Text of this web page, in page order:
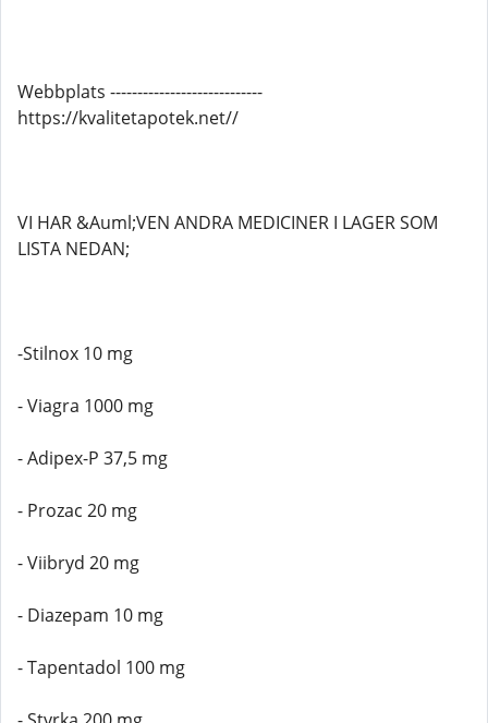
Webbplats ----------------------------
https://kvalitetapotek.net//
VI HAR &Auml;VEN ANDRA MEDICINER I LAGER SOM
LISTA NEDAN;
-Stilnox 10 mg
- Viagra 1000 mg
- Adipex-P 37,5 mg
- Prozac 20 mg
- Viibryd 20 mg
- Diazepam 10 mg
- Tapentadol 100 mg